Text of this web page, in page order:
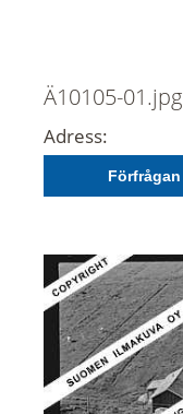
Ä10105-01.jpg
Adress:
Förfrågan